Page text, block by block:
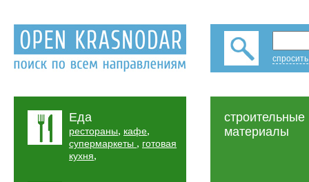
Еда
рестораны, кафе,
супермаркеты , готовая
кухня,
строительные
материалы